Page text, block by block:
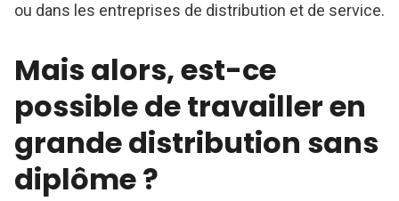
ou dans les entreprises de distribution et de service.
Mais alors, est-ce
possible de travailler en
grande distribution sans
diplôme ?